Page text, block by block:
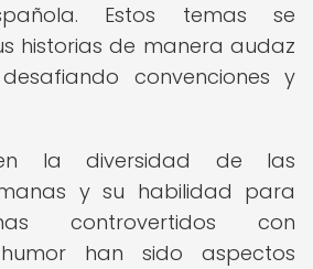
Estos temas se
historias de manera audaz
convenciones y
la diversidad de las
y su habilidad para
controvertidos con
han sido aspectos